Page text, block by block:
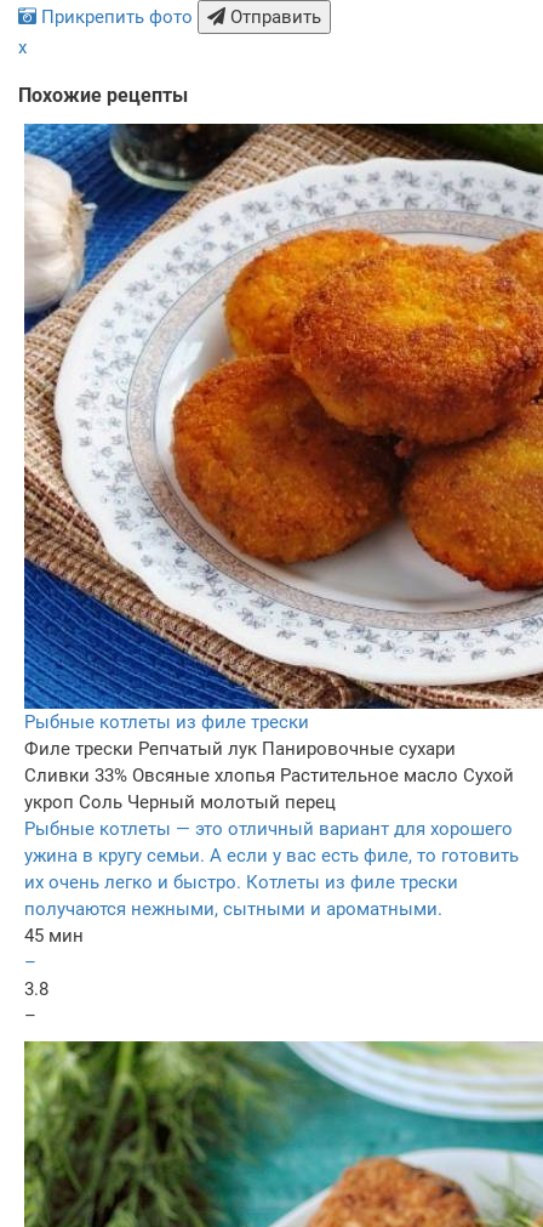
Прикрепить фото
Отправить
x
Похожие рецепты
Рыбные котлеты из филе трески
Филе трески Репчатый лук Панировочные сухари
Сливки 33% Овсяные хлопья Растительное масло Сухой
укроп Соль Черный молотый перец
Рыбные котлеты — это отличный вариант для хорошего
ужина в кругу семьи. А если у вас есть филе, то готовить
их очень легко и быстро. Котлеты из филе трески
получаются нежными, сытными и ароматными.
45 мин
–
3.8
–